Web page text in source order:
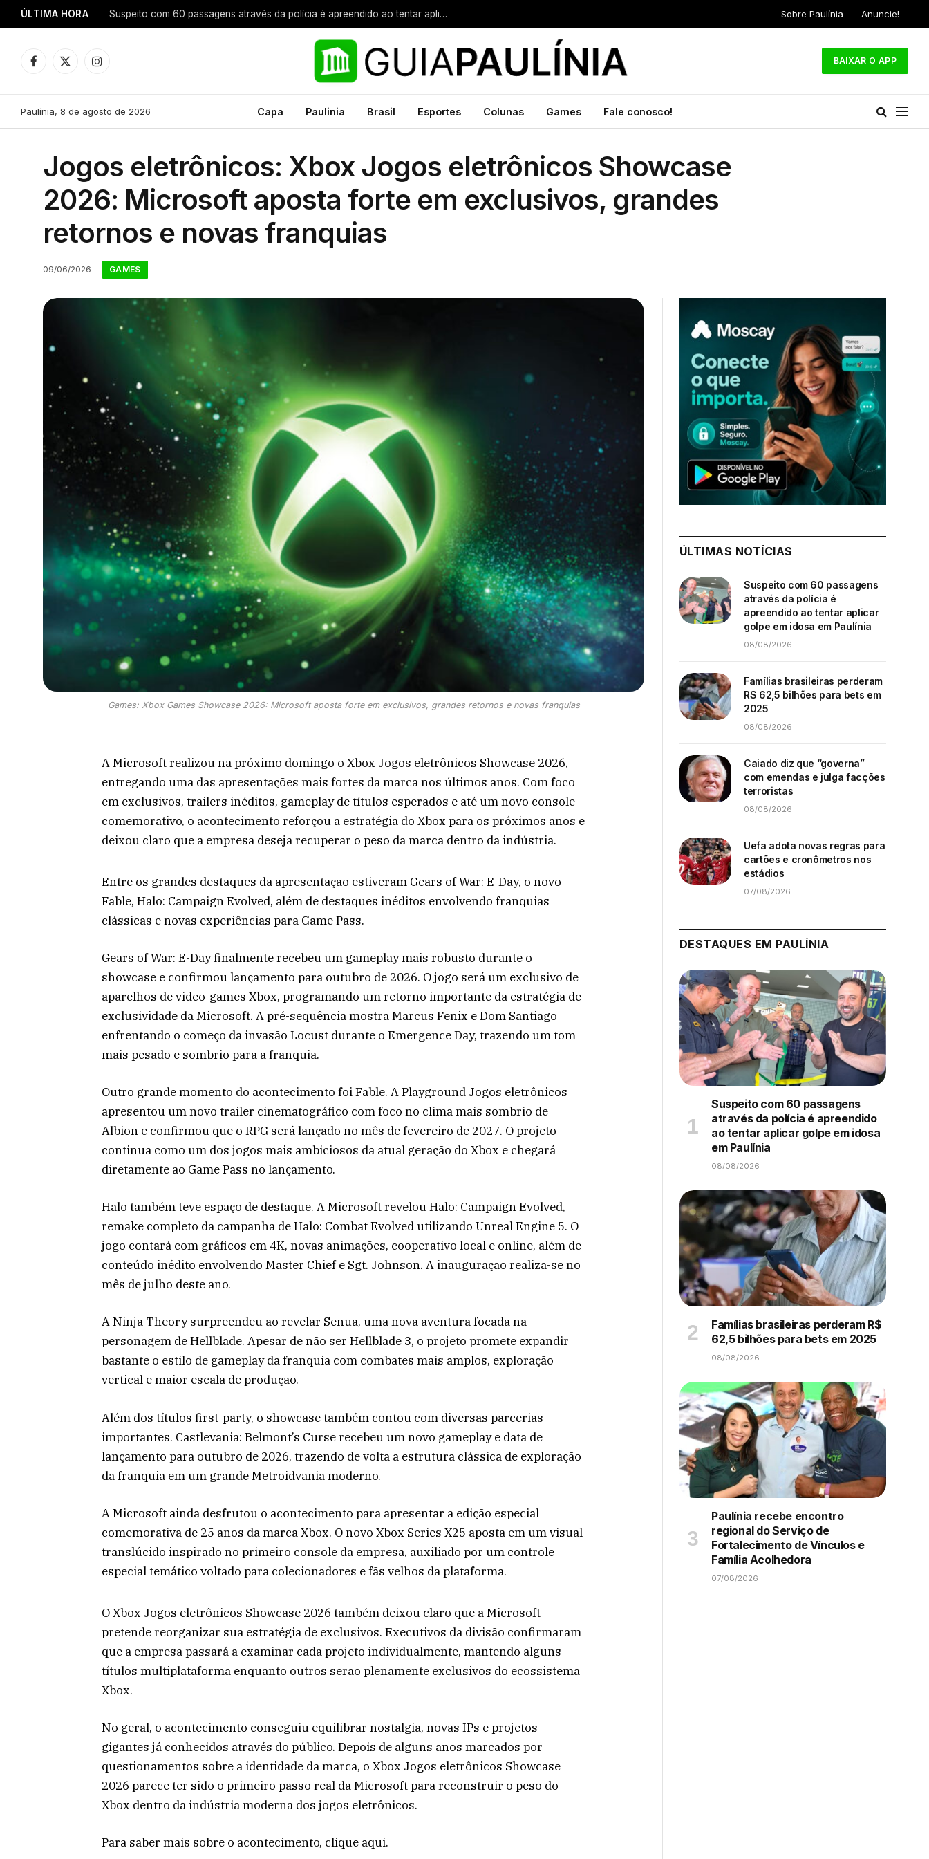
ÚLTIMA HORA Suspeito com 60 passagens através da polícia é apreendido ao tentar aplicar golpe em idosa em Paulínia Sobre Paulínia Anuncie!
Facebook
X
Instagram
BAIXAR O APP
Paulínia, 8 de agosto de 2026 Capa Paulinia Brasil Esportes Colunas Games Fale conosco!
Jogos eletrônicos: Xbox Jogos eletrônicos Showcase
2026: Microsoft aposta forte em exclusivos, grandes
retornos e novas franquias
09/06/2026 GAMES
Games: Xbox Games Showcase 2026: Microsoft aposta forte em exclusivos, grandes retornos e novas franquias
A Microsoft realizou na próximo domingo o Xbox Jogos eletrônicos Showcase 2026,
entregando uma das apresentações mais fortes da marca nos últimos anos. Com foco
em exclusivos, trailers inéditos, gameplay de títulos esperados e até um novo console
comemorativo, o acontecimento reforçou a estratégia do Xbox para os próximos anos e
deixou claro que a empresa deseja recuperar o peso da marca dentro da indústria.
Entre os grandes destaques da apresentação estiveram Gears of War: E-Day, o novo
Fable, Halo: Campaign Evolved, além de destaques inéditos envolvendo franquias
clássicas e novas experiências para Game Pass.
Gears of War: E-Day finalmente recebeu um gameplay mais robusto durante o
showcase e confirmou lançamento para outubro de 2026. O jogo será um exclusivo de
aparelhos de video-games Xbox, programando um retorno importante da estratégia de
exclusividade da Microsoft. A pré-sequência mostra Marcus Fenix e Dom Santiago
enfrentando o começo da invasão Locust durante o Emergence Day, trazendo um tom
mais pesado e sombrio para a franquia.
Outro grande momento do acontecimento foi Fable. A Playground Jogos eletrônicos
apresentou um novo trailer cinematográfico com foco no clima mais sombrio de
Albion e confirmou que o RPG será lançado no mês de fevereiro de 2027. O projeto
continua como um dos jogos mais ambiciosos da atual geração do Xbox e chegará
diretamente ao Game Pass no lançamento.
Halo também teve espaço de destaque. A Microsoft revelou Halo: Campaign Evolved,
remake completo da campanha de Halo: Combat Evolved utilizando Unreal Engine 5. O
jogo contará com gráficos em 4K, novas animações, cooperativo local e online, além de
conteúdo inédito envolvendo Master Chief e Sgt. Johnson. A inauguração realiza-se no
mês de julho deste ano.
A Ninja Theory surpreendeu ao revelar Senua, uma nova aventura focada na
personagem de Hellblade. Apesar de não ser Hellblade 3, o projeto promete expandir
bastante o estilo de gameplay da franquia com combates mais amplos, exploração
vertical e maior escala de produção.
Além dos títulos first-party, o showcase também contou com diversas parcerias
importantes. Castlevania: Belmont’s Curse recebeu um novo gameplay e data de
lançamento para outubro de 2026, trazendo de volta a estrutura clássica de exploração
da franquia em um grande Metroidvania moderno.
A Microsoft ainda desfrutou o acontecimento para apresentar a edição especial
comemorativa de 25 anos da marca Xbox. O novo Xbox Series X25 aposta em um visual
translúcido inspirado no primeiro console da empresa, auxiliado por um controle
especial temático voltado para colecionadores e fãs velhos da plataforma.
O Xbox Jogos eletrônicos Showcase 2026 também deixou claro que a Microsoft
pretende reorganizar sua estratégia de exclusivos. Executivos da divisão confirmaram
que a empresa passará a examinar cada projeto individualmente, mantendo alguns
títulos multiplataforma enquanto outros serão plenamente exclusivos do ecossistema
Xbox.
No geral, o acontecimento conseguiu equilibrar nostalgia, novas IPs e projetos
gigantes já conhecidos através do público. Depois de alguns anos marcados por
questionamentos sobre a identidade da marca, o Xbox Jogos eletrônicos Showcase
2026 parece ter sido o primeiro passo real da Microsoft para reconstruir o peso do
Xbox dentro da indústria moderna dos jogos eletrônicos.
Para saber mais sobre o acontecimento, clique aqui.
ÚLTIMAS NOTÍCIAS
Suspeito com 60 passagens
através da polícia é
apreendido ao tentar aplicar
golpe em idosa em Paulínia
08/08/2026
Famílias brasileiras perderam
R$ 62,5 bilhões para bets em
2025
08/08/2026
Caiado diz que “governa”
com emendas e julga facções
terroristas
08/08/2026
Uefa adota novas regras para
cartões e cronômetros nos
estádios
07/08/2026
DESTAQUES EM PAULÍNIA
Suspeito com 60 passagens
através da polícia é apreendido
ao tentar aplicar golpe em idosa
em Paulínia
08/08/2026
Famílias brasileiras perderam R$
62,5 bilhões para bets em 2025
08/08/2026
Paulínia recebe encontro
regional do Serviço de
Fortalecimento de Vínculos e
Família Acolhedora
07/08/2026